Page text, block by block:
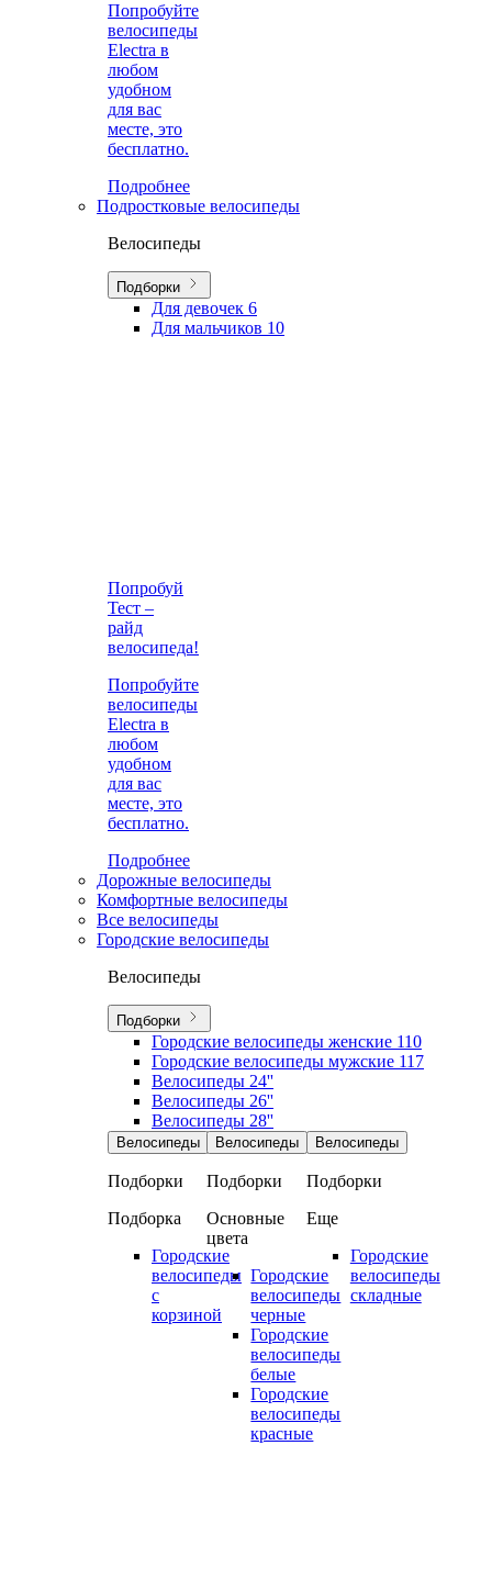
Попробуйте
велосипеды
Electra в
любом
удобном
для вас
месте, это
бесплатно.
Подробнее
Подростковые велосипеды
Велосипеды
Подборки
Для девочек 6
Для мальчиков 10
Попробуй
Тест –
райд
велосипеда!
Попробуйте
велосипеды
Electra в
любом
удобном
для вас
месте, это
бесплатно.
Подробнее
Дорожные велосипеды
Комфортные велосипеды
Все велосипеды
Городские велосипеды
Велосипеды
Подборки
Городские велосипеды женские 110
Городские велосипеды мужские 117
Велосипеды 24''
Велосипеды 26''
Велосипеды 28''
Велосипеды
Подборки
Подборка
Городские
велосипеды
с
корзиной
Велосипеды
Подборки
Основные
цвета
Городские
велосипеды
черные
Городские
велосипеды
белые
Городские
велосипеды
красные
Велосипеды
Подборки
Еще
Городские
велосипеды
складные